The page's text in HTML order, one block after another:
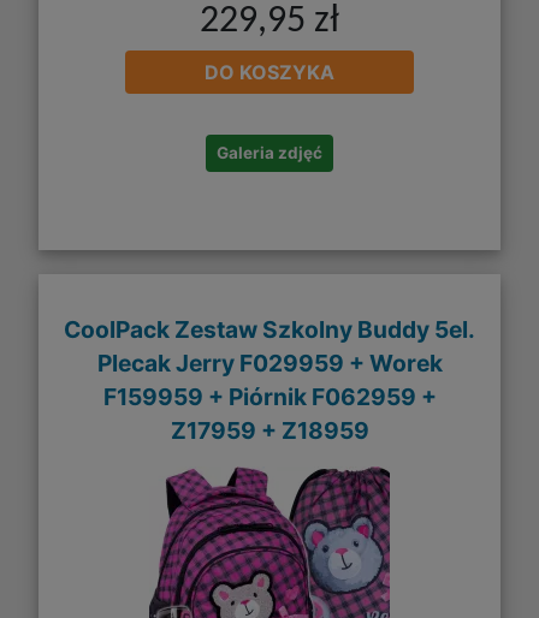
229,95 zł
DO KOSZYKA
Galeria zdjęć
CoolPack Zestaw Szkolny Buddy 5el.
Plecak Jerry F029959 + Worek
F159959 + Piórnik F062959 +
Z17959 + Z18959